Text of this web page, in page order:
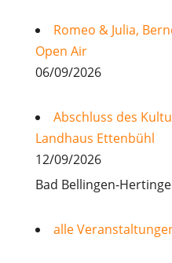
Romeo & Julia,
Open Air
06/09/2026
Abschluss des
Landhaus Ettenbühl
12/09/2026
Bad Bellingen-
alle